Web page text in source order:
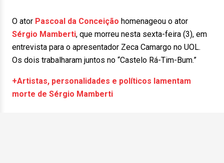
O ator Pascoal da Conceição homenageou o ator
Sérgio Mamberti, que morreu nesta sexta-feira (3), em
entrevista para o apresentador Zeca Camargo no UOL.
Os dois trabalharam juntos no “Castelo Rá-Tim-Bum.”
+Artistas, personalidades e políticos lamentam
morte de Sérgio Mamberti